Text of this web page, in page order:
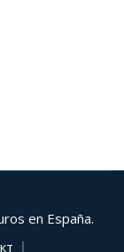
en España.